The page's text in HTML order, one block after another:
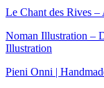
Le Chant des Rives
Noman Illustration –
Illustration
Pieni Onni |